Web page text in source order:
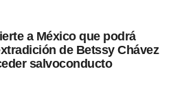
a México que podrá
de Betssy Chávez
salvoconducto